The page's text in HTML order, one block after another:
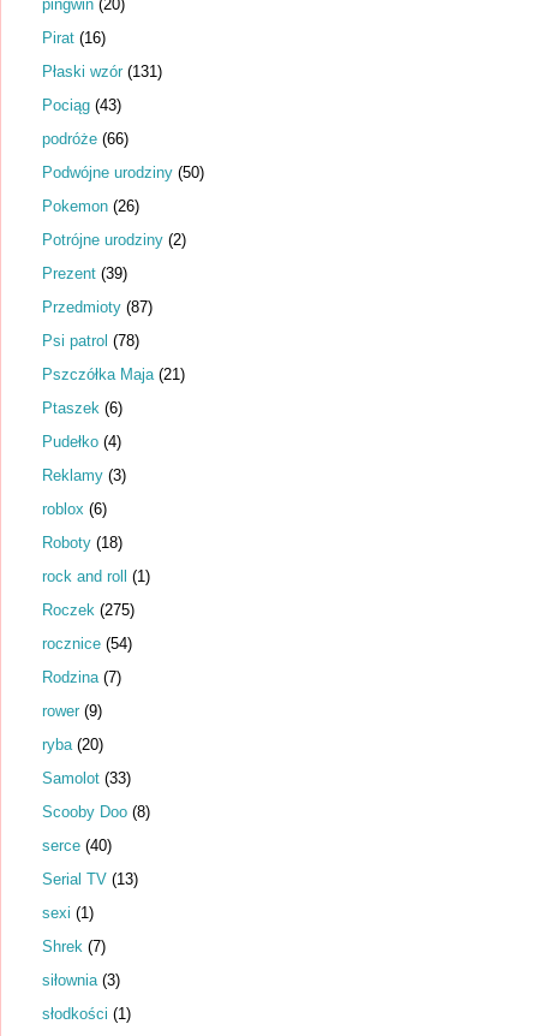
pingwin (20)
Pirat (16)
Płaski wzór (131)
Pociąg (43)
podróże (66)
Podwójne urodziny (50)
Pokemon (26)
Potrójne urodziny (2)
Prezent (39)
Przedmioty (87)
Psi patrol (78)
Pszczółka Maja (21)
Ptaszek (6)
Pudełko (4)
Reklamy (3)
roblox (6)
Roboty (18)
rock and roll (1)
Roczek (275)
rocznice (54)
Rodzina (7)
rower (9)
ryba (20)
Samolot (33)
Scooby Doo (8)
serce (40)
Serial TV (13)
sexi (1)
Shrek (7)
siłownia (3)
słodkości (1)